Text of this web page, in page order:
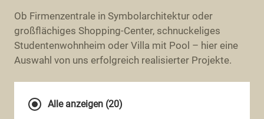
Ob Firmenzentrale in Symbolarchitektur oder
großflächiges Shopping-Center, schnuckeliges
Studentenwohnheim oder Villa mit Pool – hier eine
Auswahl von uns erfolgreich realisierter Projekte.
Alle anzeigen (20)